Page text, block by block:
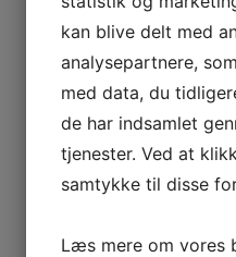
2-3 år Dreng/Pige med
2-3 år Dreng/Pige med
4-5 år Dreng/Pige uden
4-5 år Dreng/Pige uden
0.kl - 1.kl Spring Rytme
2.kl - 3.kl Spring
4.kl - 5.kl Spring
3.kl - 6.kl Drengespring
Juniorholdet
16+ Rytme piger & 16+
kan blive delt med
analysepartnere,
med data, du
de har indsamlet
tjenester. Ved at
samtykke til disse
Læs mere om vores